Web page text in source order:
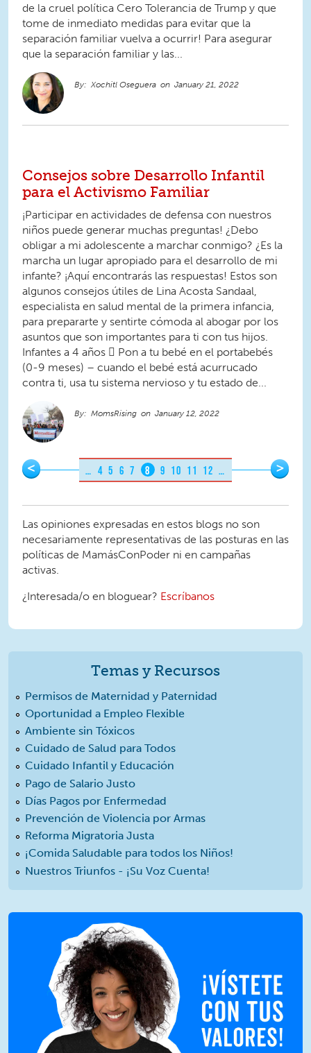
de la cruel política Cero Tolerancia de Trump y que
tome de inmediato medidas para evitar que la
separación familiar vuelva a ocurrir! Para asegurar
que la separación familiar y las...
Xochitl Oseguera January 21, 2022
Consejos sobre Desarrollo Infantil
para el Activismo Familiar
¡Participar en actividades de defensa con nuestros
niños puede generar muchas preguntas! ¿Debo
obligar a mi adolescente a marchar conmigo? ¿Es la
marcha un lugar apropiado para el desarrollo de mi
infante? ¡Aquí encontrarás las respuestas! Estos son
algunos consejos útiles de Lina Acosta Sandaal,
especialista en salud mental de la primera infancia,
para prepararte y sentirte cómoda al abogar por los
asuntos que son importantes para ti con tus hijos.
Infantes a 4 años  Pon a tu bebé en el portabebés
(0-9 meses) – cuando el bebé está acurrucado
contra ti, usa tu sistema nervioso y tu estado de...
MomsRising January 12, 2022
Pages
< … 4 5 6 7 8 9 10 11 12 … >
Las opiniones expresadas en estos blogs no son
necesariamente representativas de las posturas en las
políticas de MamásConPoder ni en campañas
activas.
¿Interesada/o en bloguear? Escríbanos
Temas y Recursos
Permisos de Maternidad y Paternidad
Oportunidad a Empleo Flexible
Ambiente sin Tóxicos
Cuidado de Salud para Todos
Cuidado Infantil y Educación
Pago de Salario Justo
Días Pagos por Enfermedad
Prevención de Violencia por Armas
Reforma Migratoria Justa
¡Comida Saludable para todos los Niños!
Nuestros Triunfos - ¡Su Voz Cuenta!